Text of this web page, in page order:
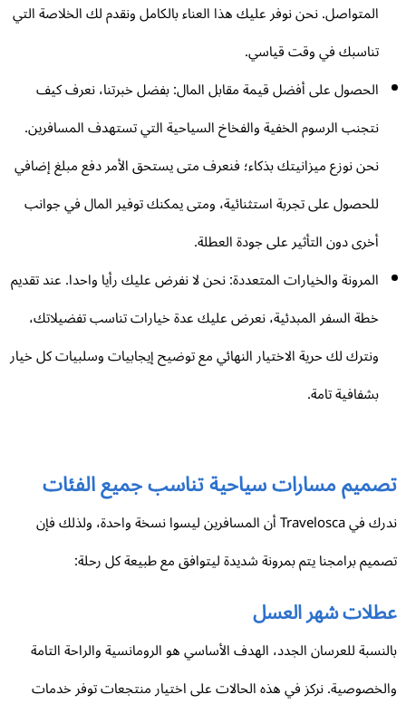
المتواصل. نحن نوفر عليك هذا العناء بالكامل ونقدم لك الخلاصة التي
تناسبك في وقت قياسي.
الحصول على أفضل قيمة مقابل المال: بفضل خبرتنا، نعرف كيف
نتجنب الرسوم الخفية والفخاخ السياحية التي تستهدف المسافرين.
نحن نوزع ميزانيتك بذكاء؛ فنعرف متى يستحق الأمر دفع مبلغ إضافي
للحصول على تجربة استثنائية، ومتى يمكنك توفير المال في جوانب
أخرى دون التأثير على جودة العطلة.
المرونة والخيارات المتعددة: نحن لا نفرض عليك رأيا واحدا. عند تقديم
خطة السفر المبدئية، نعرض عليك عدة خيارات تناسب تفضيلاتك،
ونترك لك حرية الاختيار النهائي مع توضيح إيجابيات وسلبيات كل خيار
بشفافية تامة.
مسارات سياحية تناسب جميع الفئات
ندرك في Travelosca أن المسافرين ليسوا نسخة واحدة، ولذلك فإن
برامجنا يتم بمرونة شديدة ليتوافق مع طبيعة كل رحلة:
شهر العسل
للعرسان الجدد، الهدف الأساسي هو الرومانسية والراحة التامة
نركز في هذه الحالات على اختيار منتجعات توفر خدمات